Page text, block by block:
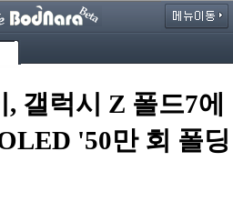
갤럭시 Z 폴드7에
'50만 회 폴딩